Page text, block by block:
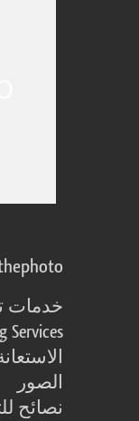
خدمات
Services
الصور
نصائح